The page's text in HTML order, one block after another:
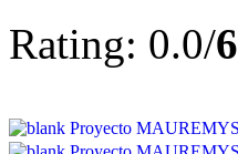
Rating: 0.0/6